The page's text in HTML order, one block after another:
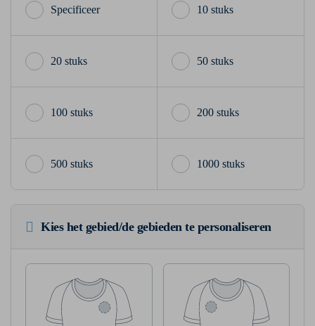
10 stuks
20 stuks 50 stuks
100 stuks 200 stuks
500 stuks 1000 stuks
Kies het gebied/de gebieden te personaliseren